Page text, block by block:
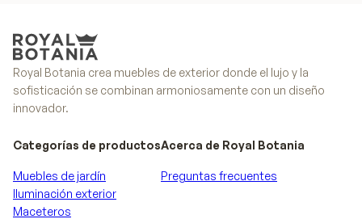
Royal Botania crea muebles de exterior donde el lujo y la
sofisticación se combinan armoniosamente con un diseño
innovador.
Categorías de productos
Muebles de jardín
Iluminación exterior
Maceteros
Acerca de Royal Botania
Preguntas frecuentes